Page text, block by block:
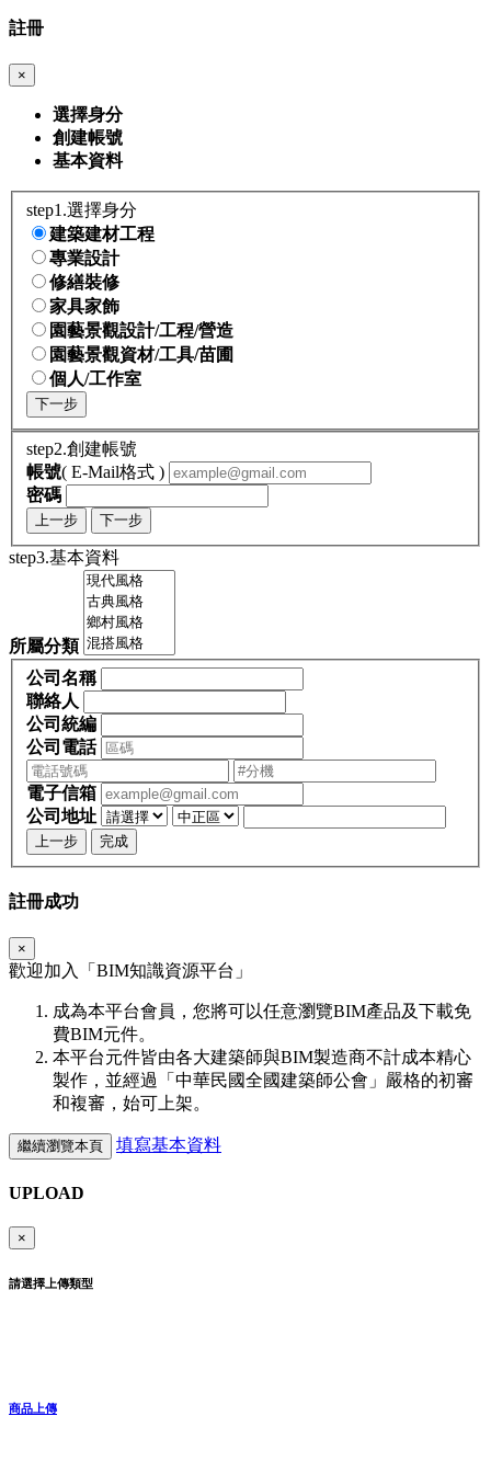
註冊
×
選擇身分
創建帳號
基本資料
step1.選擇身分
建築建材工程
專業設計
修繕裝修
家具家飾
園藝景觀設計/工程/營造
園藝景觀資材/工具/苗圃
個人/工作室
下一步
step2.創建帳號
帳號( E-Mail格式 )
密碼
上一步 下一步
step3.基本資料
所屬分類
公司名稱
聯絡人
公司統編
公司電話
電子信箱
公司地址
上一步 完成
註冊成功
×
歡迎加入「 BIM知識資源平台」
成為本平台會員，您將可以任意瀏覽BIM產品及下載免
費BIM元件。
本平台元件皆由各大建築師與BIM製造商不計成本精心
製作，並經過「中華民國全國建築師公會」嚴格的初審
和複審，始可上架。
繼續瀏覽本頁 填寫基本資料
UPLOAD
×
請選擇上傳類型
商品上傳